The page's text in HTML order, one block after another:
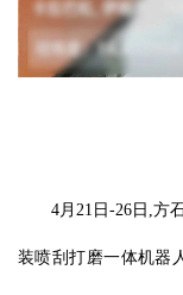
4月21日-26日,方
装喷刮打磨一体机器